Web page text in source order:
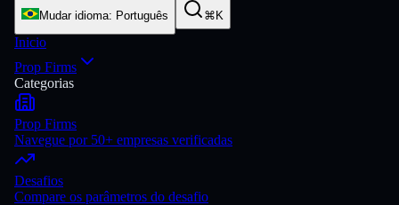
Mudar idioma: Português ⌘K
Inicio
Prop Firms
Categorias
Prop Firms
Navegue por 50+ empresas verificadas
Desafios
Compare os parâmetros do desafio